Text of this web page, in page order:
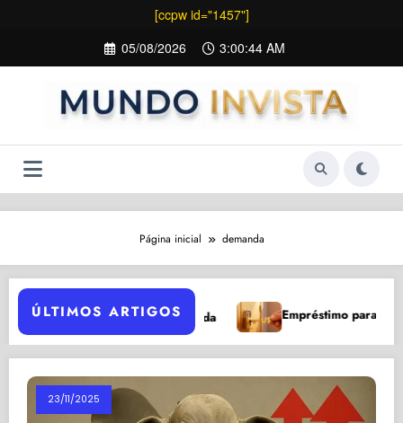
[ccpw id="1457"]
o
05/08/2026 3:00:45 AM
Página inicial demanda
ÚLTIMOS ARTIGOS
para Investir Após Queda Empréstimo para Negativado:
23/11/2025